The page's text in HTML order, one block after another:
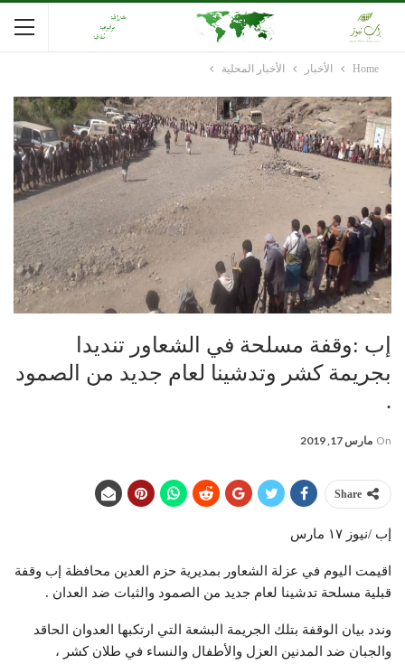
Home الأخبار الأخبار المحلية
إب :وقفة مسلحة في الشعاور تنديدا
بجريمة كشر وتدشينا لعام جديد من الصمود
.
On مارس 17, 2019
Share
إب /نيوز ١٧ مارس
اقيمت اليوم في عزلة الشعاور بمديرية حزم العدين محافظة إب وقفة
قبلية مسلحة تدشينا لعام جديد من الصمود والثبات ضد العدان .
وندد بيان الوقفة بتلك الجريمة البشعة التي ارتكبها العدوان الحاقد
والجبان ضد المدنين العزل والأطفال والنساء في طلان كشر ،